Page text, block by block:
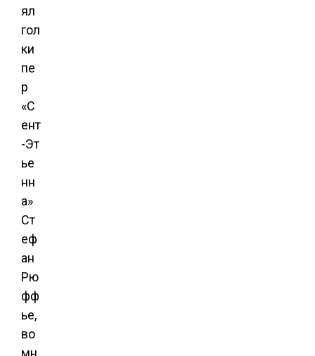
ял
гол
ки
пе
р
«С
ент
-Эт
ье
нн
а»
Ст
еф
ан
Рю
фф
ье,
во
мн